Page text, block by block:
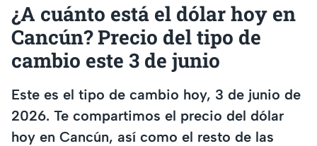
¿A cuánto está el dólar hoy en
Cancún? Precio del tipo de
cambio este 3 de junio
Este es el tipo de cambio hoy, 3 de junio de
2026. Te compartimos el precio del dólar
hoy en Cancún, así como el resto de las